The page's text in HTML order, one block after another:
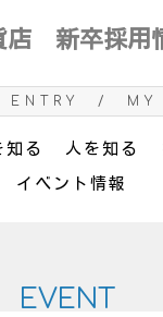
店 新卒採
ENTRY / MY
知る 人を知る
イベント情報
EVENT